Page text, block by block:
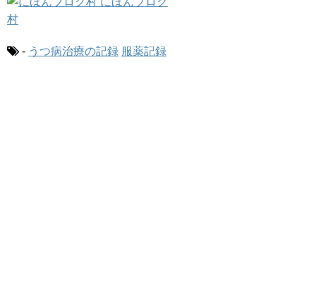
- うつ病治療の記録 服薬記録